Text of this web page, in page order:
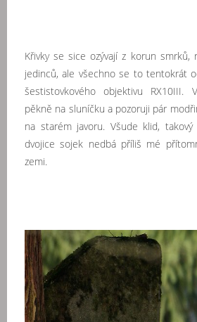
Křivky se sice ozývají z korun smrků,
jedinců, ale všechno se to tentokrát
šestistovkového objektivu RX10III.
pěkně na sluníčku a pozoruji pár
na starém javoru. Všude klid,
dvojice sojek nedbá příliš mé
zemi.